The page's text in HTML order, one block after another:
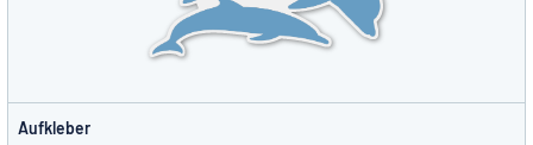
Aufkleber